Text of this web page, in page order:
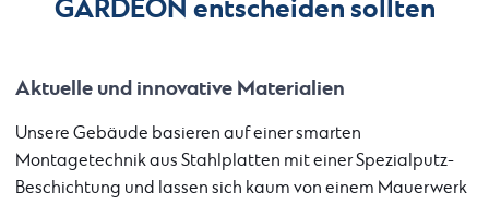
GARDEON entscheiden sollten
Aktuelle und innovative Materialien
Unsere Gebäude basieren auf einer smarten
Montagetechnik aus Stahlplatten mit einer Spezialputz-
Beschichtung und lassen sich kaum von einem Mauerwerk